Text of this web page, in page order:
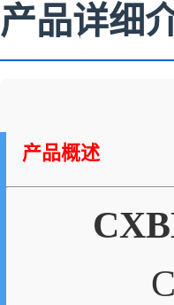
产品详细
产品概述